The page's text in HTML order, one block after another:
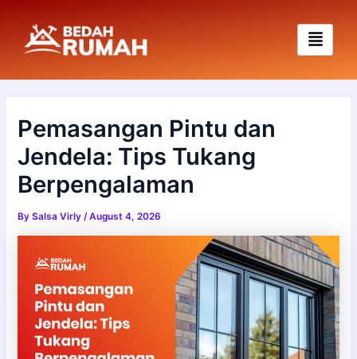
content
Pemasangan Pintu dan
Jendela: Tips Tukang
Berpengalaman
BySalsa Virly /August 4, 2026